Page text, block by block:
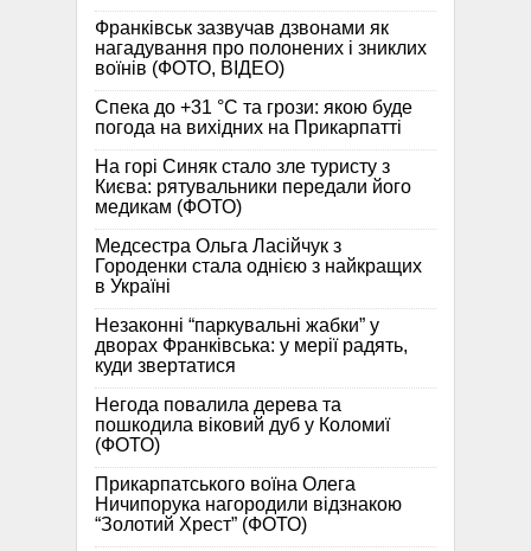
Франківськ зазвучав дзвонами як
нагадування про полонених і зниклих
воїнів (ФОТО, ВІДЕО)
Спека до +31 °C та грози: якою буде
погода на вихідних на Прикарпатті
На горі Синяк стало зле туристу з
Києва: рятувальники передали його
медикам (ФОТО)
Медсестра Ольга Ласійчук з
Городенки стала однією з найкращих
в Україні
Незаконні “паркувальні жабки” у
дворах Франківська: у мерії радять,
куди звертатися
Негода повалила дерева та
пошкодила віковий дуб у Коломиї
(ФОТО)
Прикарпатського воїна Олега
Ничипорука нагородили відзнакою
“Золотий Хрест” (ФОТО)